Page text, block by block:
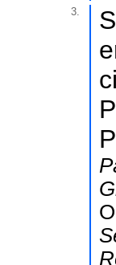
3.